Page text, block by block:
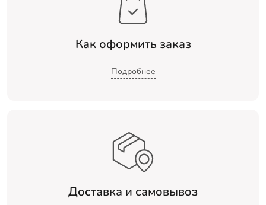
Как оформить заказ
Подробнее
Доставка и самовывоз